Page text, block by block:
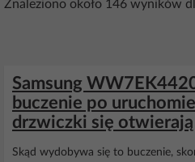
Znaleziono około 146 wyników
Samsung
buczenie po
drzwiczki się otwierają
Skąd wydobywa się to buczenie,